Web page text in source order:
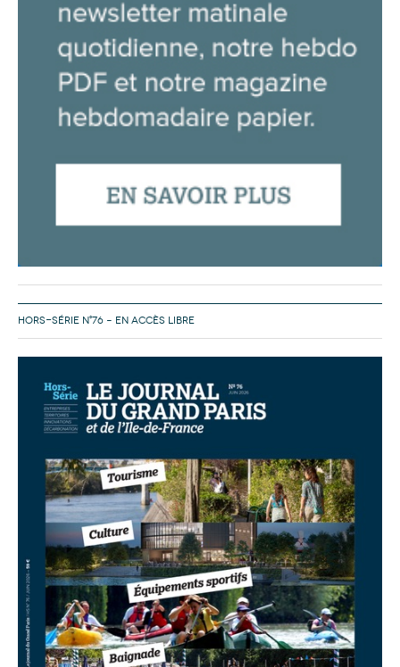
HORS-SÉRIE N°76 – EN ACCÈS LIBRE